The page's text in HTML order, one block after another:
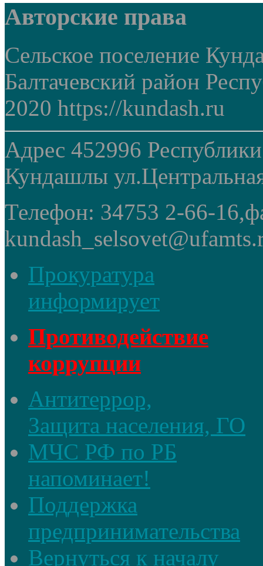
Авторские права
Сельское поселение
Балтачевский район
2020 https://kundash.ru
Адрес 452996
Кундашлы
Телефон: 34753 2-66-
Прокуратура
информирует
Противодействие
коррупции
Антитеррор,
Защита населения, ГО
МЧС РФ по РБ
напоминает!
Поддержка
предпринимательства
Вернуться к началу